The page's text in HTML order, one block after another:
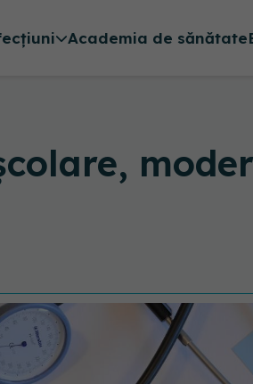
Academia de sănătate